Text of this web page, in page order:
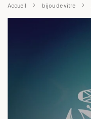
Accueil › bijou de vitre ›